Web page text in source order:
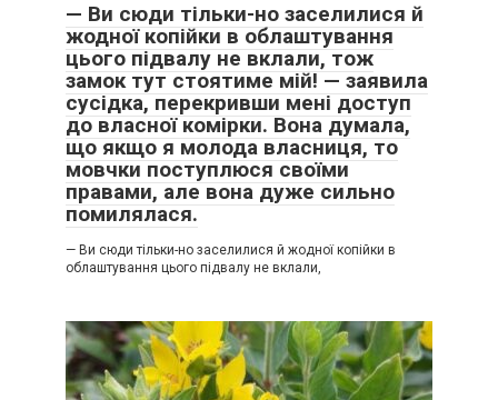
— Ви сюди тільки-но заселилися й
жодної копійки в облаштування
цього підвалу не вклали, тож
замок тут стоятиме мій! — заявила
сусідка, перекривши мені доступ
до власної комірки. Вона думала,
що якщо я молода власниця, то
мовчки поступлюся своїми
правами, але вона дуже сильно
помилялася.
— Ви сюди тільки-но заселилися й жодної копійки в
облаштування цього підвалу не вклали,